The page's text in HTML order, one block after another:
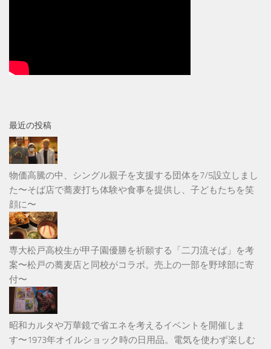
最近の投稿
物価高騰の中、シングル親子を支援する団体を7/5設立しまし
た〜そば店で蕎麦打ち体験や食事を提供し、子どもたちを笑
顔に〜
専大松戸高校生が甲子園優勝を祈願する「二刀流そば」を考
案〜松戸の蕎麦店と同校がコラボ。売上の一部を野球部に寄
付〜
昭和カルタや万華鏡で省エネを考えるイベントを開催しま
す〜1973年オイルショック時の日用品。電気を使わず楽しむ